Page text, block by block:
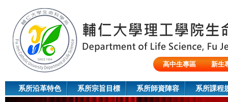
高中生專區
新生
系所沿革特色 系所宗旨目標 系所師資陣容 系所課程